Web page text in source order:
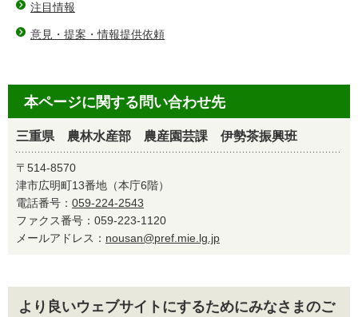
注目情報
意見・提案・情報提供依頼
本ページに関する問い合わせ先
三重県 農林水産部 農産園芸課 伊勢茶振興班
〒514-8570
津市広明町13番地（本庁6階）
電話番号： 059-224-2543
ファクス番号：059-223-1120
メールアドレス： nousan@pref.mie.lg.jp
より良いウェブサイトにするためにみなさまのご